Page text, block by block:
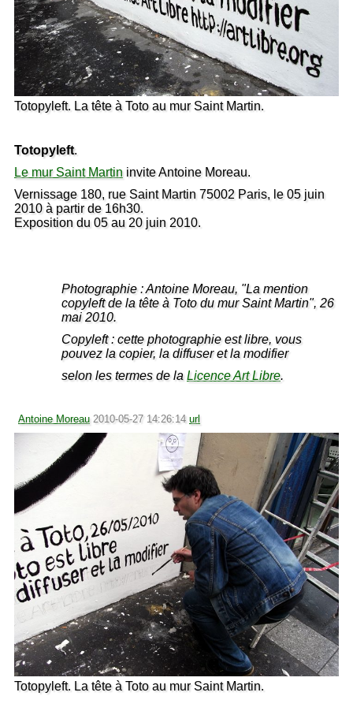
Totopyleft. La tête à Toto au mur Saint Martin.
Totopyleft.
Le mur Saint Martin invite Antoine Moreau.
Vernissage 180, rue Saint Martin 75002 Paris, le 05 juin
2010 à partir de 16h30.
Exposition du 05 au 20 juin 2010.
Photographie : Antoine Moreau, "La mention
copyleft de la tête à Toto du mur Saint Martin", 26
mai 2010.
Copyleft : cette photographie est libre, vous
pouvez la copier, la diffuser et la modifier
selon les termes de laLicence Art Libre.
Antoine Moreau 2010-05-27 14:26:14 url
Totopyleft. La tête à Toto au mur Saint Martin.